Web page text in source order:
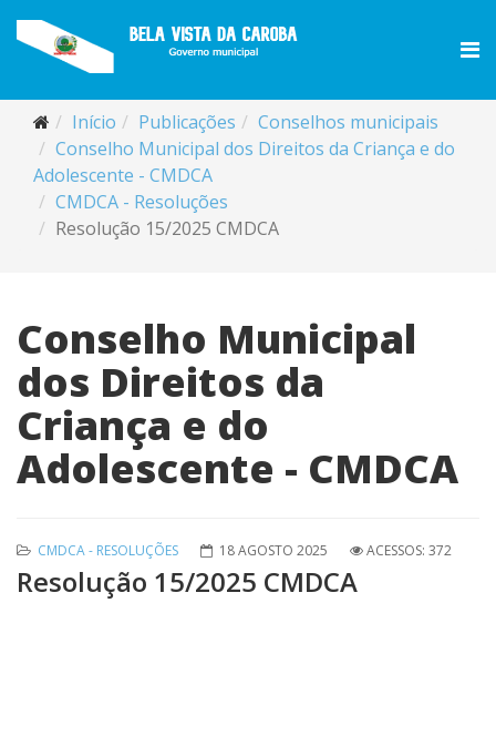
Início Publicações
Conselhos municipais
Conselho Municipal dos Direitos da Criança e do
Adolescente - CMDCA
CMDCA - Resoluções
Resolução 15/2025 CMDCA
Conselho Municipal
dos Direitos da
Criança e do
Adolescente - CMDCA
CMDCA - RESOLUÇÕES 18 AGOSTO 2025 ACESSOS: 372
Resolução 15/2025 CMDCA